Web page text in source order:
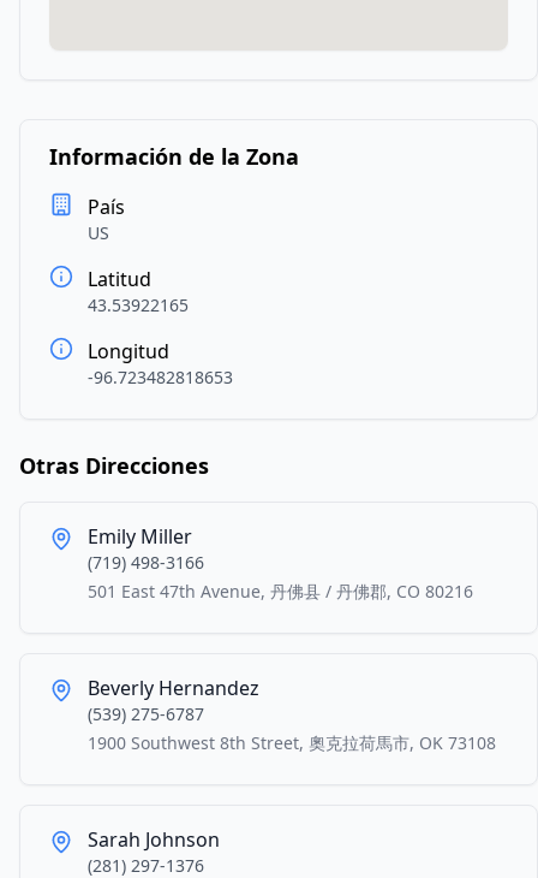
Información de la Zona
País
US
Latitud
43.53922165
Longitud
-96.723482818653
Otras Direcciones
Emily Miller
(719) 498-3166
501 East 47th Avenue, 丹佛县 / 丹佛郡, CO 80216
Beverly Hernandez
(539) 275-6787
1900 Southwest 8th Street, 奧克拉荷馬市, OK 73108
Sarah Johnson
(281) 297-1376